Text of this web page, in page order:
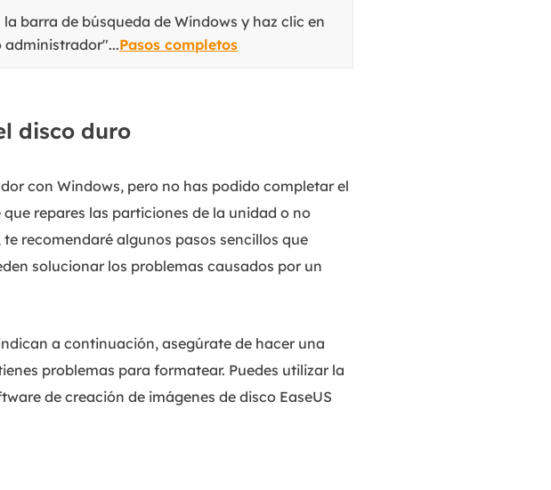
la barra de búsqueda de Windows y haz clic en
Pasos completos
disco duro
con Windows, pero no has podido completar el
repares las particiones de la unidad o no
recomendaré algunos pasos sencillos que
solucionar los problemas causados por un
a continuación, asegúrate de hacer una
problemas para formatear. Puedes utilizar la
de creación de imágenes de disco EaseUS